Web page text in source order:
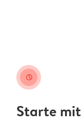
clock
Starte